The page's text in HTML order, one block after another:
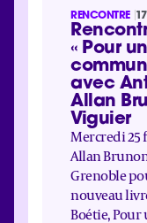
RENCONTRE
« Pour
avec
Allan
Viguier
Mercredi 25
Allan
Grenoble
nouveau
Boétie,